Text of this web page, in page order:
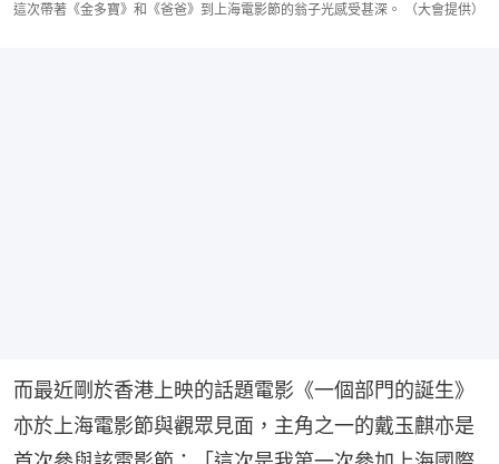
這次帶著《金多寶》和《爸爸》到上海電影節的翁子光感受甚深。 （大會提供）
而最近剛於香港上映的話題電影《一個部門的誕生》
亦於上海電影節與觀眾見面，主角之一的戴玉麒亦是